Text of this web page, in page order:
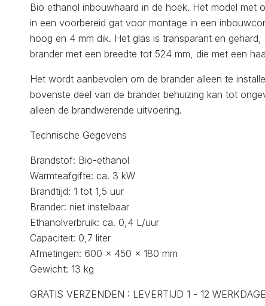
Bio ethanol inbouwhaard in de hoek. Het model
in een voorbereid gat voor montage in een
hoog en 4 mm dik. Het glas is transparant en
brander met een breedte tot 524 mm, die met een
Het wordt aanbevolen om de brander alleen te
bovenste deel van de brander behuizing kan tot
alleen de brandwerende uitvoering.
Technische Gegevens
Brandstof: Bio-ethanol
Warmteafgifte: ca. 3 kW
Brandtijd: 1 tot 1,5 uur
Brander: niet instelbaar
Ethanolverbruik: ca. 0,4 L/uur
Capaciteit: 0,7 liter
Afmetingen: 600 x 450 x 180 mm
Gewicht: 13 kg
GRATIS VERZENDEN : LEVERTIJD 1 - 12